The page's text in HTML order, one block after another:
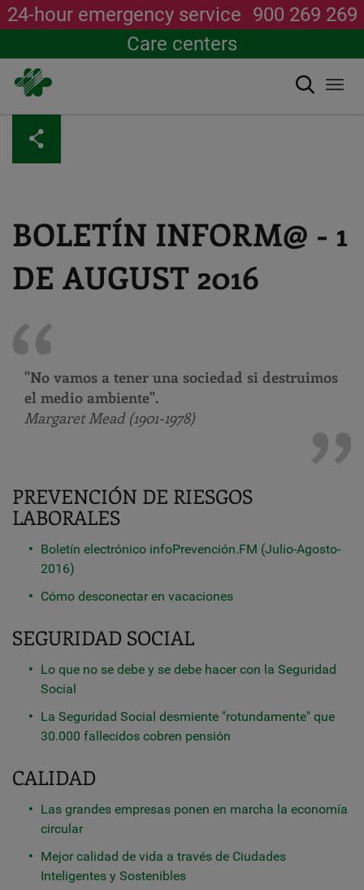
content
24-hour emergency service 900 269 269
Care centers
Search
BOLETÍN INFORM@ - 1
DE AUGUST 2016
"No vamos a tener una sociedad si destruimos
el medio ambiente".
Margaret Mead (1901-1978)
PREVENCIÓN DE RIESGOS
LABORALES
Boletín electrónico infoPrevención.FM (Julio-Agosto-
2016)
Cómo desconectar en vacaciones
SEGURIDAD SOCIAL
Lo que no se debe y se debe hacer con la Seguridad
Social
La Seguridad Social desmiente "rotundamente" que
30.000 fallecidos cobren pensión
CALIDAD
Las grandes empresas ponen en marcha la economía
circular
Mejor calidad de vida a través de Ciudades
Inteligentes y Sostenibles